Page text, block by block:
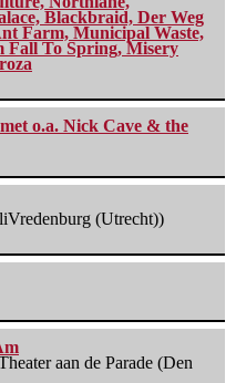
Blackbraid, Der Weg
Farm, Municipal Waste,
Fall To Spring, Misery
o.a. Nick Cave & the
(Utrecht))
aan de Parade (Den